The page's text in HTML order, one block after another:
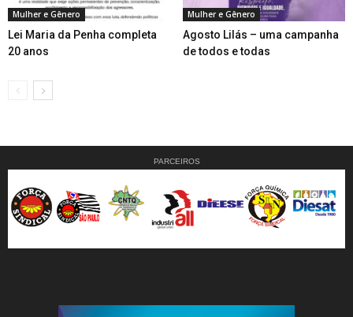
Mulher e Gênero
Lei Maria da Penha completa
20 anos
Mulher e Gênero
Agosto Lilás – uma campanha
de todos e todas
PARCEIROS